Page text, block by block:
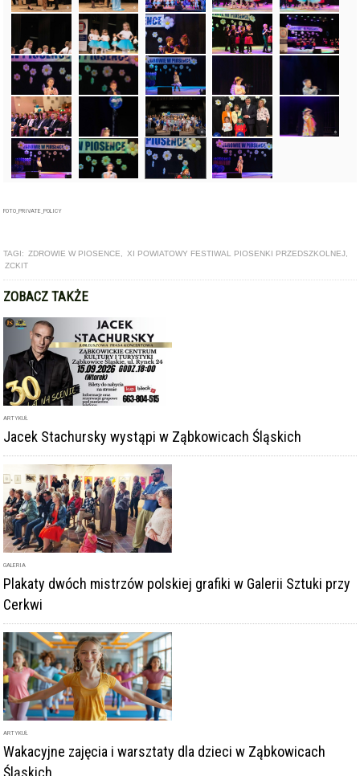
FOTO_PRIVATE_POLICY
TAGI: ZDROWIE W PIOSENCE XI POWIATOWY FESTIWAL PIOSENKI PRZEDSZKOLNEJ
ZCKIT
ZOBACZ TAKŻE
ARTYKUŁ
Jacek Stachursky wystąpi w Ząbkowicach Śląskich
GALERIA
Plakaty dwóch mistrzów polskiej grafiki w Galerii Sztuki przy
Cerkwi
ARTYKUŁ
Wakacyjne zajęcia i warsztaty dla dzieci w Ząbkowicach
Śląskich